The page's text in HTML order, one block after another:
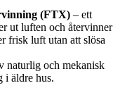
(FTX) – ett
ut luften och återvinner
frisk luft utan att slösa
naturlig och mekanisk
i äldre hus.